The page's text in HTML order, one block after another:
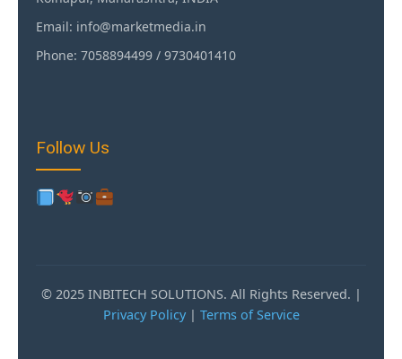
Email: info@marketmedia.in
Phone: 7058894499 / 9730401410
Follow Us
© 2025 INBITECH SOLUTIONS. All Rights Reserved. |
Privacy Policy| Terms of Service